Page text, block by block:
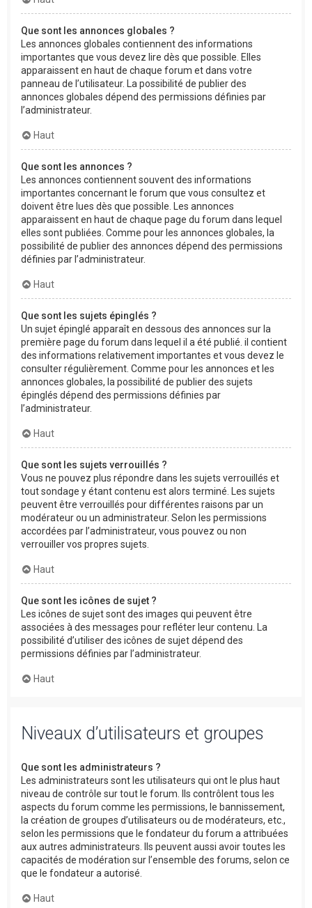
Que sont les annonces globales ?
Les annonces globales contiennent des informations
importantes que vous devez lire dès que possible. Elles
apparaissent en haut de chaque forum et dans votre
panneau de l’utilisateur. La possibilité de publier des
annonces globales dépend des permissions définies par
l’administrateur.
Haut
Que sont les annonces ?
Les annonces contiennent souvent des informations
importantes concernant le forum que vous consultez et
doivent être lues dès que possible. Les annonces
apparaissent en haut de chaque page du forum dans lequel
elles sont publiées. Comme pour les annonces globales, la
possibilité de publier des annonces dépend des permissions
définies par l’administrateur.
Haut
Que sont les sujets épinglés ?
Un sujet épinglé apparaît en dessous des annonces sur la
première page du forum dans lequel il a été publié. il contient
des informations relativement importantes et vous devez le
consulter régulièrement. Comme pour les annonces et les
annonces globales, la possibilité de publier des sujets
épinglés dépend des permissions définies par
l’administrateur.
Haut
Que sont les sujets verrouillés ?
Vous ne pouvez plus répondre dans les sujets verrouillés et
tout sondage y étant contenu est alors terminé. Les sujets
peuvent être verrouillés pour différentes raisons par un
modérateur ou un administrateur. Selon les permissions
accordées par l’administrateur, vous pouvez ou non
verrouiller vos propres sujets.
Haut
Que sont les icônes de sujet ?
Les icônes de sujet sont des images qui peuvent être
associées à des messages pour refléter leur contenu. La
possibilité d’utiliser des icônes de sujet dépend des
permissions définies par l’administrateur.
Haut
Niveaux d’utilisateurs et groupes
Que sont les administrateurs ?
Les administrateurs sont les utilisateurs qui ont le plus haut
niveau de contrôle sur tout le forum. Ils contrôlent tous les
aspects du forum comme les permissions, le bannissement,
la création de groupes d’utilisateurs ou de modérateurs, etc.,
selon les permissions que le fondateur du forum a attribuées
aux autres administrateurs. Ils peuvent aussi avoir toutes les
capacités de modération sur l’ensemble des forums, selon ce
que le fondateur a autorisé.
Haut